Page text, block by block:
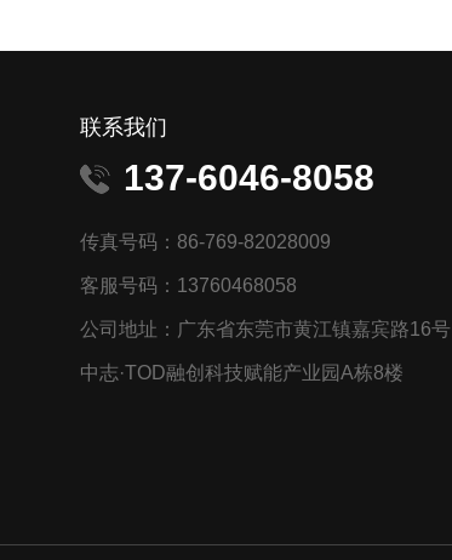
联系我们
137-6046-8058
传真号码：86-769-82028009
客服号码：13760468058
公司地址：广东省东莞市黄江镇嘉宾路16号
中志·TOD融创科技赋能产业园A栋8楼